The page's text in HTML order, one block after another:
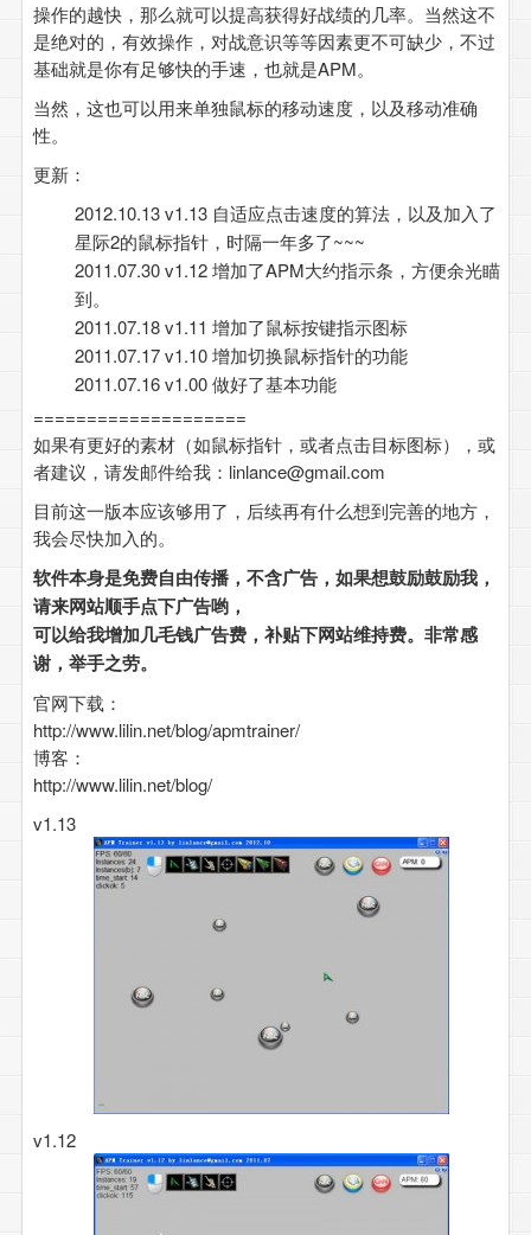
操作的越快，那么就可以提高获得好战绩的几率。当然这不
是绝对的，有效操作，对战意识等等因素更不可缺少，不过
基础就是你有足够快的手速，也就是APM。
当然，这也可以用来单独鼠标的移动速度，以及移动准确
性。
更新：
2012.10.13 v1.13 自适应点击速度的算法，以及加入了
星际2的鼠标指针，时隔一年多了~~~
2011.07.30 v1.12 增加了APM大约指示条，方便余光瞄
到。
2011.07.18 v1.11 增加了鼠标按键指示图标
2011.07.17 v1.10 增加切换鼠标指针的功能
2011.07.16 v1.00 做好了基本功能
====================
如果有更好的素材（如鼠标指针，或者点击目标图标），或
者建议，请发邮件给我：linlance@gmail.com
目前这一版本应该够用了，后续再有什么想到完善的地方，
我会尽快加入的。
软件本身是免费自由传播，不含广告，如果想鼓励鼓励我，
请来网站顺手点下广告哟，
可以给我增加几毛钱广告费，补贴下网站维持费。非常感
谢，举手之劳。
官网下载：
http://www.lilin.net/blog/apmtrainer/
博客：
http://www.lilin.net/blog/
v1.13
v1.12